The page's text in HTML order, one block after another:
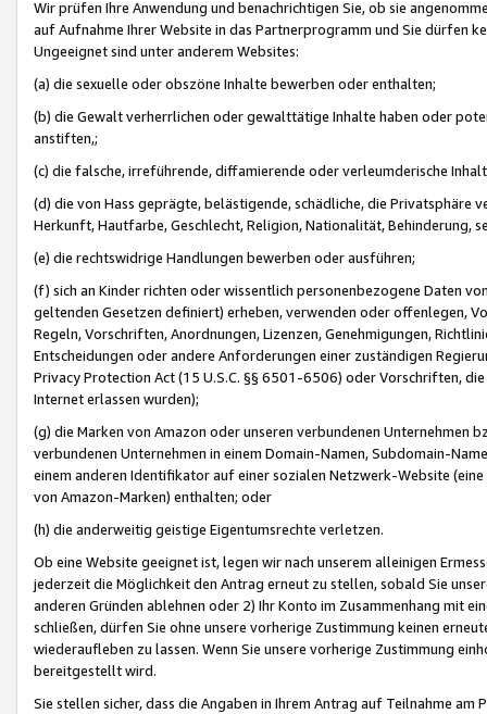
Wir prüfen Ihre Anwendung und benachrichtigen Sie, ob sie
auf Aufnahme Ihrer Website in das Partnerprogramm und Sie dürfen
Ungeeignet sind unter anderem Websites:
(a) die sexuelle oder obszöne Inhalte bewerben oder enthalten;
(b) die Gewalt verherrlichen oder gewalttätige Inhalte haben oder
anstiften,;
(c) die falsche, irreführende, diffamierende oder verleumderische
(d) die von Hass geprägte, belästigende, schädliche, die Privatsphäre
Herkunft, Hautfarbe, Geschlecht, Religion, Nationalität, Behinderung,
(e) die rechtswidrige Handlungen bewerben oder ausführen;
(f) sich an Kinder richten oder wissentlich personenbezogene Daten
geltenden Gesetzen definiert) erheben, verwenden oder offenlegen,
Regeln, Vorschriften, Anordnungen, Lizenzen, Genehmigungen,
Entscheidungen oder andere Anforderungen einer zuständigen
Privacy Protection Act (15 U.S.C. §§ 6501-6506) oder Vorschriften,
Internet erlassen wurden);
(g) die Marken von Amazon oder unseren verbundenen Unternehmen
verbundenen Unternehmen in einem Domain-Namen, Subdomain-
einem anderen Identifikator auf einer sozialen Netzwerk-Website
von Amazon-Marken) enthalten; oder
(h) die anderweitig geistige Eigentumsrechte verletzen.
Ob eine Website geeignet ist, legen wir nach unserem alleinigen
jederzeit die Möglichkeit den Antrag erneut zu stellen, sobald Sie
anderen Gründen ablehnen oder 2) Ihr Konto im Zusammenhang mit
schließen, dürfen Sie ohne unsere vorherige Zustimmung keinen
wiederaufleben zu lassen. Wenn Sie unsere vorherige Zustimmung
bereitgestellt wird.
Sie stellen sicher, dass die Angaben in Ihrem Antrag auf Teilnahme